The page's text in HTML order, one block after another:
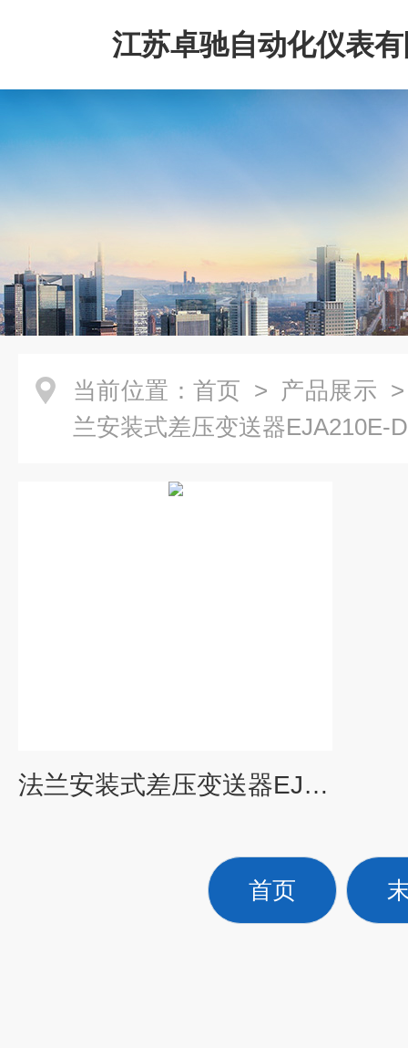
江苏卓驰自动化仪表
当前位置： 首页 > 产品展示
兰安装式差压变送器EJA210E-
法兰安装式差压变送器EJA210E-DMS4J-912DN
首页